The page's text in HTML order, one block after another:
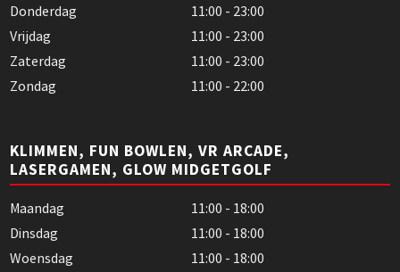
Donderdag
11:00 - 23:00
Vrijdag
11:00 - 23:00
Zaterdag
11:00 - 23:00
Zondag
11:00 - 22:00
KLIMMEN, FUN BOWLEN, VR ARCADE,
LASERGAMEN, GLOW MIDGETGOLF
Maandag
11:00 - 18:00
Dinsdag
11:00 - 18:00
Woensdag
11:00 - 18:00